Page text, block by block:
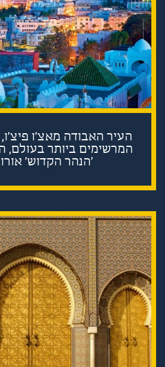
העיר האבודה מאצ'ו
המרשימים ביותר בעולם,
'הנהר הקדוש'